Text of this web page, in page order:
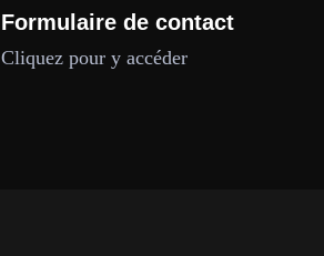
Formulaire de contact
Cliquez pour y accéder